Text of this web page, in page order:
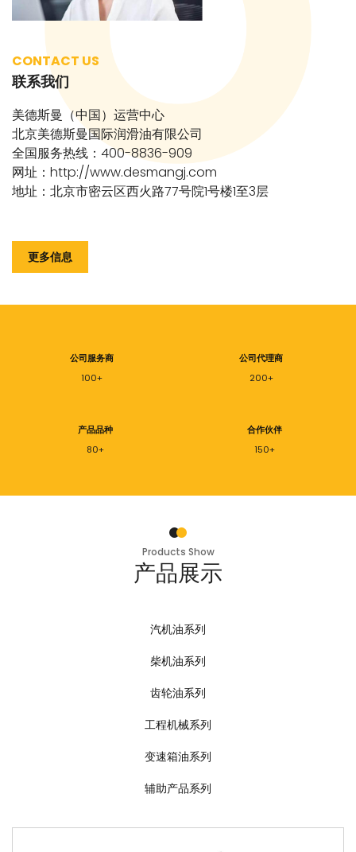
CONTACT US
联系我们
美德斯曼（中国）运营中心
北京美德斯曼国际润滑油有限公司
全国服务热线：400-8836-909
网址：http://www.desmangj.com
地址：北京市密云区西火路77号院1号楼1至3层
更多信息
公司服务商
100+
公司代理商
200+
产品品种
80+
合作伙伴
150+
Products Show
产品展示
汽机油系列
柴机油系列
齿轮油系列
工程机械系列
变速箱油系列
辅助产品系列